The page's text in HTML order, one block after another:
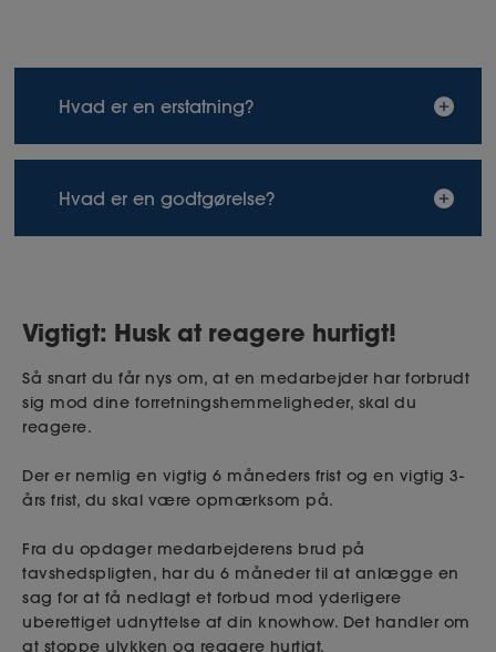
Hvad er en erstatning?
økonomiske tab, man lider, hvis en konkurrent har
fået fingrene i ens forretningshemmelighed og har
Hvad er en godtgørelse?
Hvilke tab, der mere præcis kan udløse en
hvad domstolene rent faktisk kommer til at
dømme og lægge til grund for dommene.
Vigtigt: Husk at reagere hurtigt!
Så snart du får nys om, at en medarbejder har forbrudt
sig mod dine forretningshemmeligheder, skal du
reagere.
Der er nemlig en vigtig 6 måneders frist og en vigtig 3-
års frist, du skal være opmærksom på.
Fra du opdager medarbejderens brud på
tavshedspligten, har du 6 måneder til at anlægge en
sag for at få nedlagt et forbud mod yderligere
uberettiget udnyttelse af din knowhow. Det handler om
at stoppe ulykken og reagere hurtigt.